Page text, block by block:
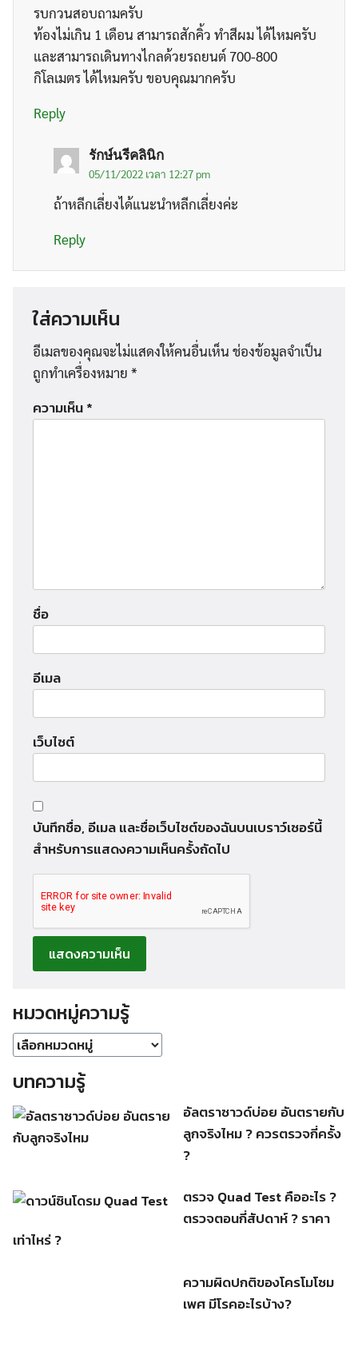
for:
รบกวนสอบถามครับ
ท้องไม่เกิน 1 เดือน สามารถสักคิ้ว ทำสีผม ได้ไหมครับ
และสามารถเดินทางไกลด้วยรถยนต์ 700-800
กิโลเมตร ได้ไหมครับ ขอบคุณมากครับ
Reply
รักษ์นรีคลินิก
05/11/2022 เวลา 12:27 pm
ถ้าหลีกเลี่ยงได้แนะนำหลีกเลี่ยงค่ะ
Reply
ใส่ความเห็น
อีเมลของคุณจะไม่แสดงให้คนอื่นเห็น ช่องข้อมูลจำเป็น
ถูกทำเครื่องหมาย *
ความเห็น*
ชื่อ
อีเมล
เว็บไซต์
บันทึกชื่อ, อีเมล และชื่อเว็บไซต์ของฉันบนเบราว์เซอร์นี้
สำหรับการแสดงความเห็นครั้งถัดไป
หมวดหมู่ความรู้
หมวด
หมู่
ความ
รู้
บทความรู้
อัลตราซาวด์บ่อย อันตรายกับ
ลูกจริงไหม ? ควรตรวจกี่ครั้ง
?
ตรวจ Quad Test คืออะไร ?
ตรวจตอนกี่สัปดาห์ ? ราคา
เท่าไหร่ ?
ความผิดปกติของโครโมโซม
เพศ มีโรคอะไรบ้าง?